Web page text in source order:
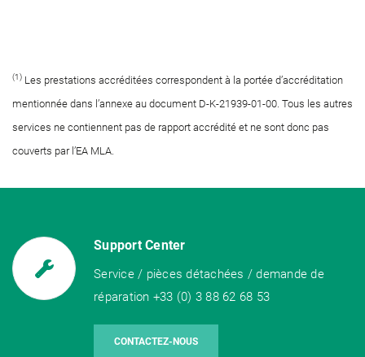
(1) Les prestations accréditées correspondent à la portée d’accréditation
mentionnée dans l’annexe au document D-K-21939-01-00. Tous les autres
services ne contiennent pas de rapport accrédité et ne sont donc pas
couverts par l’EA MLA.
Support Center
Service / pièces détachées / demande de
réparation +33 (0) 3 88 62 68 53
CONTACTEZ-NOUS